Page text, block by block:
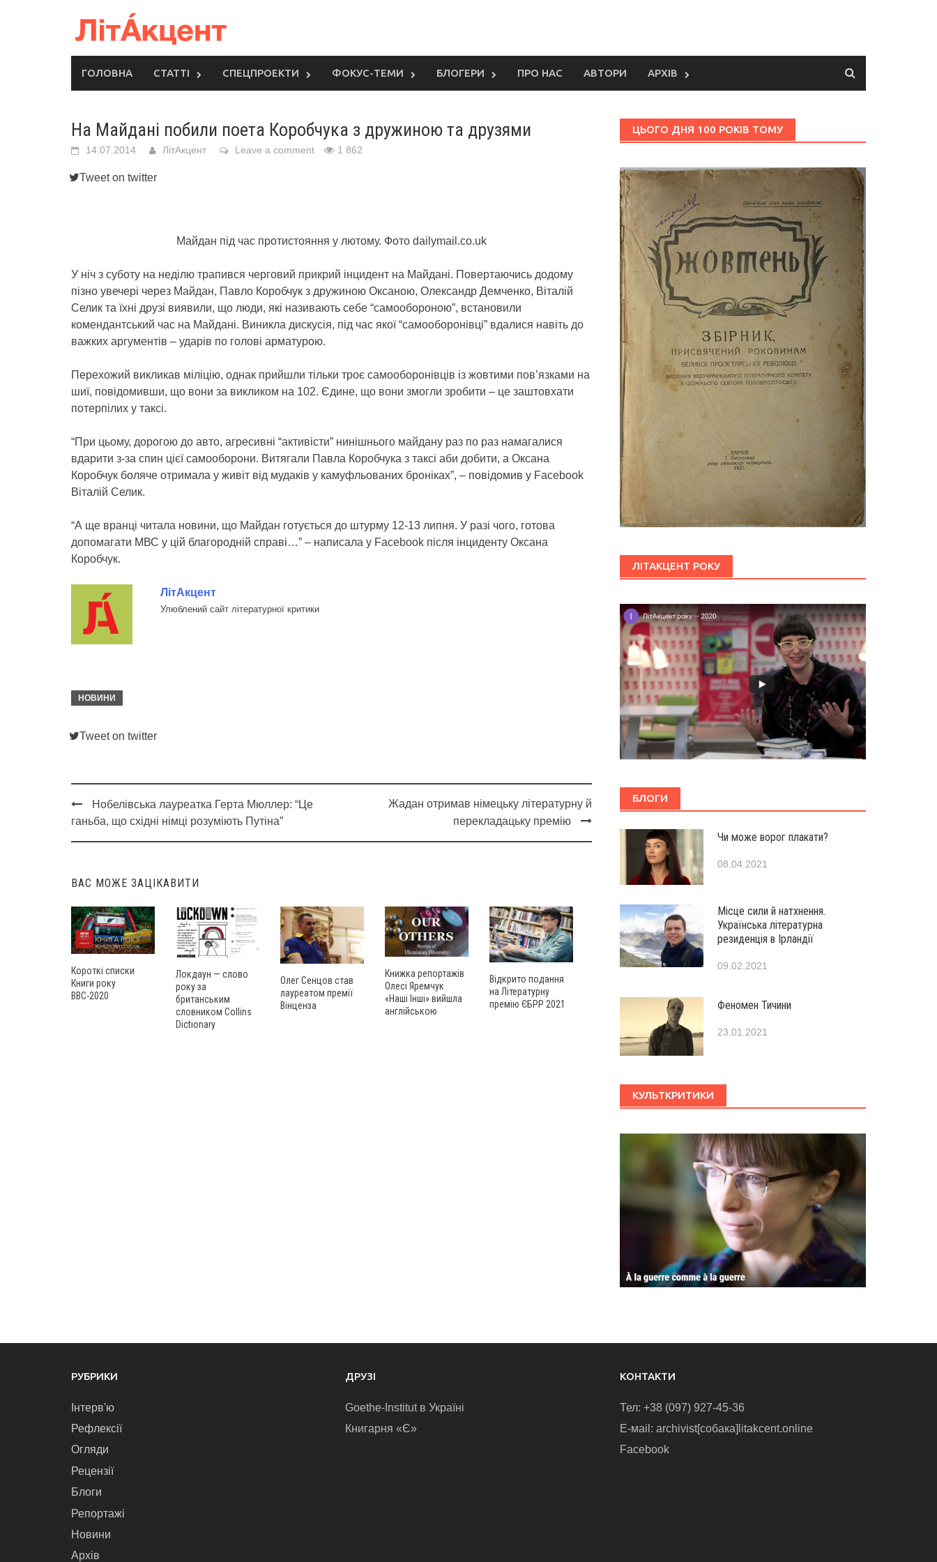
ГОЛОВНА СТАТТІ СПЕЦПРОЕКТИ ФОКУС-ТЕМИ БЛОГЕРИ ПРО НАС АВТОРИ АРХІВ
На Майдані побили поета Коробчука з дружиною та друзями
14.07.2014 ЛітАкцент Leave a comment 1 862
Tweet on twitter
Майдан під час протистояння у лютому. Фото dailymail.co.uk
У ніч з суботу на неділю трапився черговий прикрий інцидент на Майдані. Повертаючись додому
пізно увечері через Майдан, Павло Коробчук з дружиною Оксаною, Олександр Демченко, Віталій
Селик та їхні друзі виявили, що люди, які називають себе “самообороною”, встановили
комендантський час на Майдані. Виникла дискусія, під час якої “самооборонівці” вдалися навіть до
важких аргументів – ударів по голові арматурою.
Перехожий викликав міліцію, однак прийшли тільки троє самооборонівців із жовтими пов’язками на
шиї, повідомивши, що вони за викликом на 102. Єдине, що вони змогли зробити – це заштовхати
потерпілих у таксі.
“При цьому, дорогою до авто, агресивні “активісти” нинішнього майдану раз по раз намагалися
вдарити з-за спин цієї самооборони. Витягали Павла Коробчука з таксі аби добити, а Оксана
Коробчук боляче отримала у живіт від мудаків у камуфльованих броніках”, – повідомив у Facebook
Віталій Селик.
“А ще вранці читала новини, що Майдан готується до штурму 12-13 липня. У разі чого, готова
допомагати МВС у цій благородній справі…” – написала у Facebook після інциденту Оксана
Коробчук.
ЛітАкцент
Улюблений сайт літературної критики
НОВИНИ
Tweet on twitter
Post
navigation
Нобелівська лауреатка Герта Мюллер: “Це
ганьба, що східні німці розуміють Путіна”
Жадан отримав німецьку літературну й
перекладацьку премію
ВАС МОЖЕ ЗАЦІКАВИТИ
Короткі списки
Книги року
ВВС-2020
Локдаун — слово
року за
британським
словником Collins
Dictionary
Олег Сенцов став
лауреатом премії
Вінценза
Книжка репортажів
Олесі Яремчук
«Наші Інші» вийшла
англійською
Відкрито подання
на Літературну
премію ЄБРР 2021
ЦЬОГО ДНЯ 100 РОКІВ ТОМУ
ЛІТАКЦЕНТ РОКУ
БЛОГИ
Чи може ворог плакати?
08.04.2021
Місце сили й натхнення.
Українська літературна
резиденція в Ірландії
09.02.2021
Феномен Тичини
23.01.2021
КУЛЬТКРИТИКИ
РУБРИКИ
Інтерв'ю
Рефлексії
Огляди
Рецензії
Блоги
Репортажі
Новини
Архів
ДРУЗІ
Goethe-Institut в Україні
Книгарня «Є»
КОНТАКТИ
Тел: +38 (097) 927-45-36
E-маіl: archivist[собака]litakcent.online
Facebook